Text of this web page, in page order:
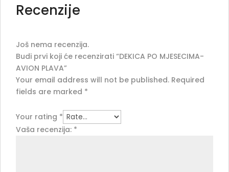
Recenzije
Još nema recenzija.
Budi prvi koji će recenzirati “DEKICA PO MJESECIMA-
AVION PLAVA”
Your email address will not be published. Required
fields are marked *
Your rating *
Vaša recenzija: *